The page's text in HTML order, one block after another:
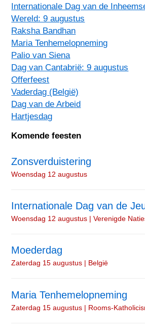
Internationale Dag van de
Wereld: 9 augustus
Raksha Bandhan
Maria Tenhemelopneming
Palio van Siena
Dag van Cantabrië: 9 augustus
Offerfeest
Vaderdag (België)
Dag van de Arbeid
Hartjesdag
Komende feesten
Zonsverduistering
Woensdag 12 augustus
Internationale Dag van de
Woensdag 12 augustus | Verenigde
Moederdag
Zaterdag 15 augustus | België
Maria Tenhemelopneming
Zaterdag 15 augustus | Rooms-